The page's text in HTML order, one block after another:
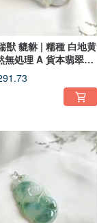
獣 貔貅 | 糯種 白地黄
無処理 A 貨本翡翠ペ